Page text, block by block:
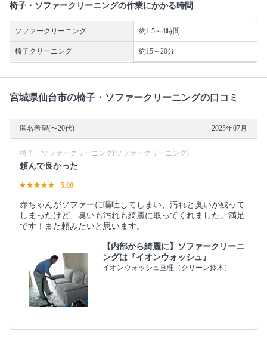
椅子・ソファークリーニングの作業にかかる時間
ソファークリーニング 約1.5～4時間
椅子クリーニング 約15～20分
宮城県仙台市の椅子・ソファークリーニングの口コミ
匿名希望(〜20代) 2025年07月
椅子・ソファークリーニング(ソファークリーニング)
頼んで良かった
5.00
赤ちゃんがソファーに嘔吐してしまい、汚れと臭いが残って
しまったけど、臭いも汚れも綺麗に取ってくれました。満足
です！また頼みたいと思います。
【内部から綺麗に】ソファークリーニ
ングは『イオンウォッシュ』
イオンウォッシュ亘理（クリーン鈴木）